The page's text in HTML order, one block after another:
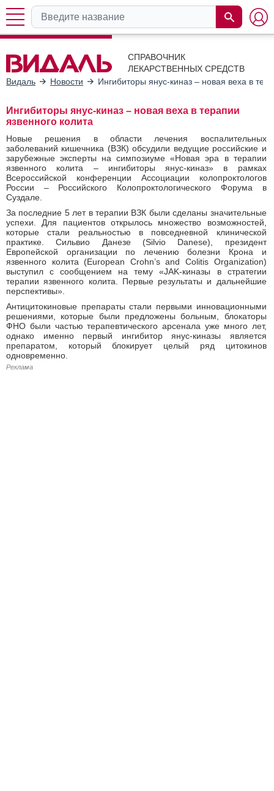
СПРАВОЧНИК
ЛЕКАРСТВЕННЫХ СРЕДСТВ
Видаль
Новости Ингибиторы янус-киназ – новая веха в
Ингибиторы янус-киназ – новая веха в терапии
язвенного колита
Новые решения в области лечения воспалительных
заболеваний кишечника (ВЗК) обсудили ведущие российские и
зарубежные эксперты на симпозиуме «Новая эра в терапии
язвенного колита – ингибиторы янус-киназ» в рамках
Всероссийской конференции Ассоциации колопроктологов
России – Российского Колопроктологического Форума в
Суздале.
За последние 5 лет в терапии ВЗК были сделаны значительные
успехи. Для пациентов открылось множество возможностей,
которые стали реальностью в повседневной клинической
практике. Сильвио Данезе (Silvio Danese), президент
Европейской организации по лечению болезни Крона и
язвенного колита (European Crohn’s and Colitis Organization)
выступил с сообщением на тему «JAK-киназы в стратегии
терапии язвенного колита. Первые результаты и дальнейшие
перспективы».
Антицитокиновые препараты стали первыми инновационными
решениями, которые были предложены больным, блокаторы
ФНО были частью терапевтического арсенала уже много лет,
однако именно первый ингибитор янус-киназы является
препаратом, который блокирует целый ряд цитокинов
одновременно.
Реклама